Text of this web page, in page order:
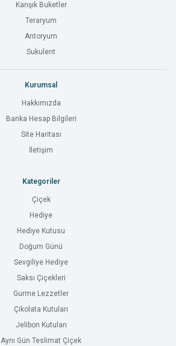
Karışık Buketler
Teraryum
Antoryum
Sukulent
Kurumsal
Hakkımızda
Banka Hesap Bilgileri
Site Haritası
İletişim
Kategoriler
Çiçek
Hediye
Hediye Kutusu
Doğum Günü
Sevgiliye Hediye
Saksı Çiçekleri
Gurme Lezzetler
Çikolata Kutuları
Jelibon Kutuları
Aynı Gün Teslimat Çiçek